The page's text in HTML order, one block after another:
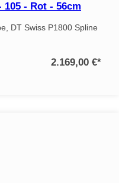
105 - Rot - 56cm
DT Swiss P1800 Spline
2.169,00 €*